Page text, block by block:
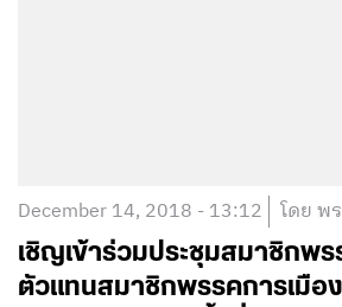
December 14, 2018 - 13:12 โดย พ
เชิญเข้าร่วมประชุมสมาชิกพ
ตัวแทนสมาชิกพรรคการเมือ